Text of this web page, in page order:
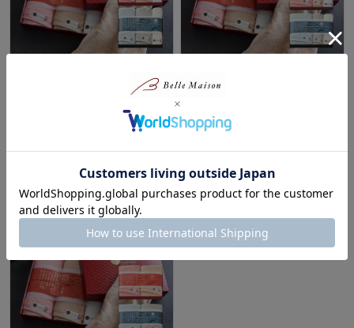
NIPPON no OKURIMONO 漆今(しっ
(1)
ォッシュタオルセット
こん)
(1)